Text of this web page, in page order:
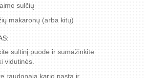
sulčių
makaronų (arba kitų)
sultinį puode ir sumažinkite
vidutinės.
raudonąją kario pastą ir